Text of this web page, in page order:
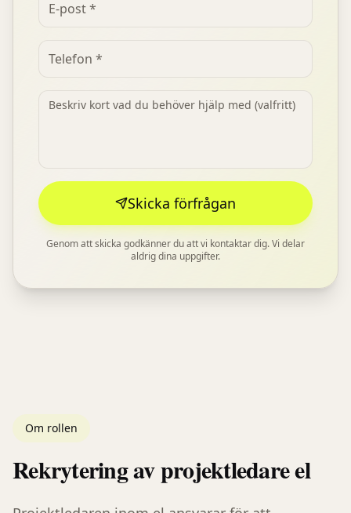
Skicka förfrågan
Genom att skicka godkänner du att vi kontaktar dig. Vi delar
aldrig dina uppgifter.
Om rollen
Rekrytering avprojektledare el